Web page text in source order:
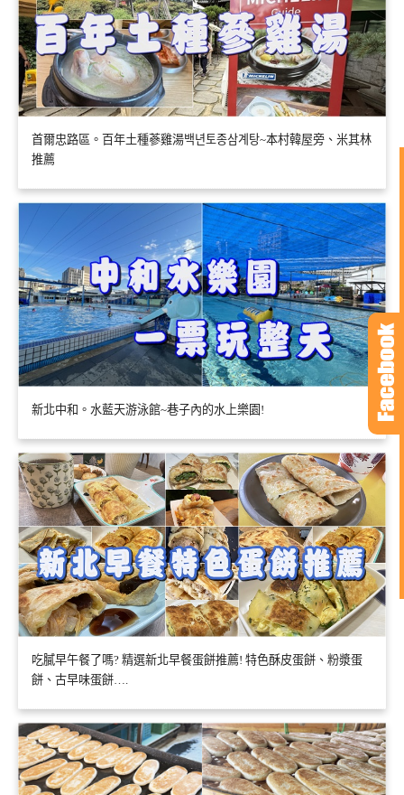
首爾忠路區。百年土種蔘雞湯백년토종삼계탕~本村韓屋旁、米其林
推薦
新北中和。水藍天游泳館~巷子內的水上樂園!
吃膩早午餐了嗎? 精選新北早餐蛋餅推薦! 特色酥皮蛋餅、粉漿蛋
餅、古早味蛋餅….